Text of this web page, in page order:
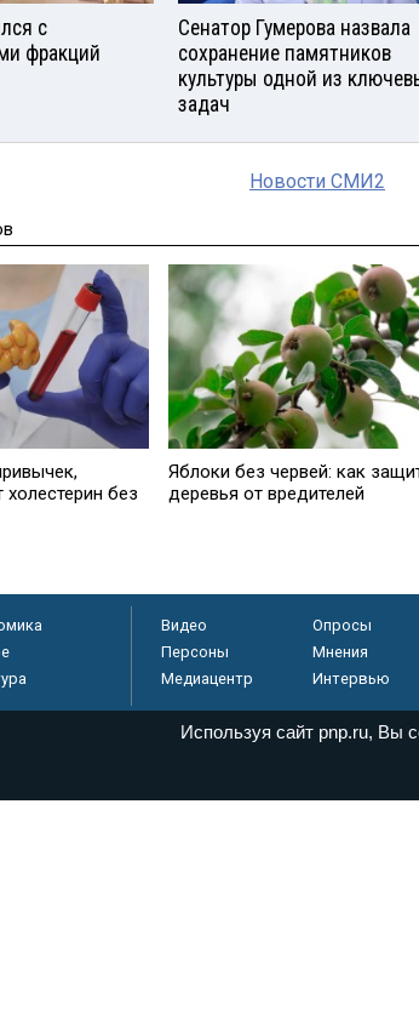
с
фракций
Сенатор Гумерова назвала
сохранение памятников
культуры одной из
задач
Новости СМИ2
без
Яблоки без червей: как
деревья от вредителей
Видео Опросы
Персоны
Мнения
Медиацентр
Интервью
в сфере связи, информационных технологий и
Используя сайт pnp.ru, Вы